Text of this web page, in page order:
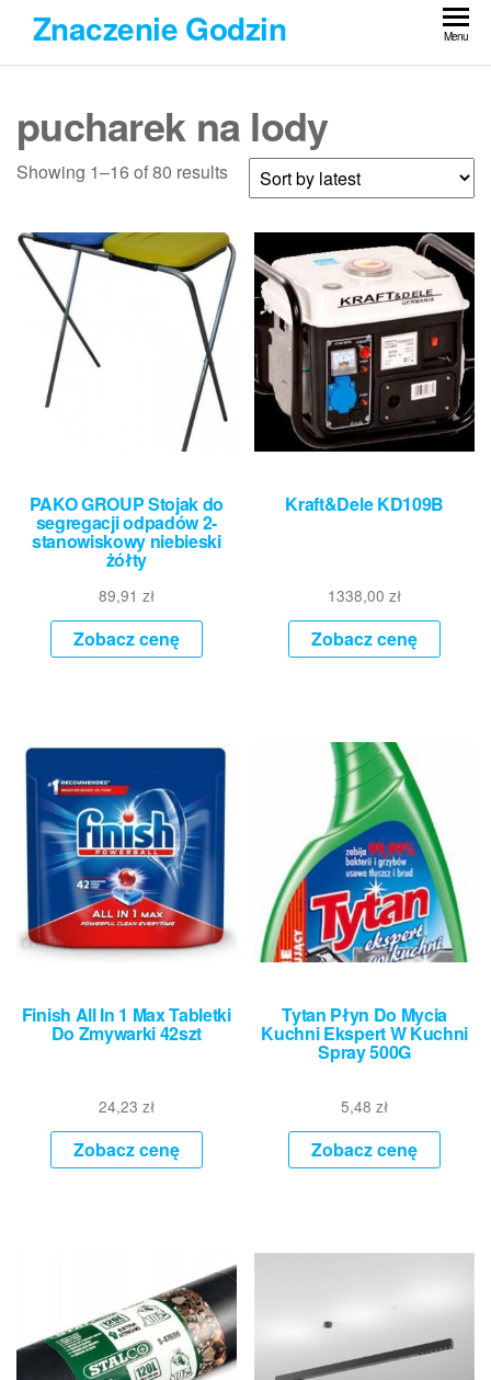
Przejdź
treści
Znaczenie Godzin Menu
pucharek na lody
Showing 1–16 of 80 results
PAKO GROUP Stojak do
segregacji odpadów 2-
stanowiskowy niebieski
żółty
89,91 zł
Zobacz cenę
Kraft&Dele KD109B
1338,00zł
Zobacz cenę
Finish All In 1 Max Tabletki
Do Zmywarki 42szt
24,23 zł
Zobacz cenę
Tytan Płyn Do Mycia
Kuchni Ekspert W Kuchni
Spray 500G
5,48zł
Zobacz cenę